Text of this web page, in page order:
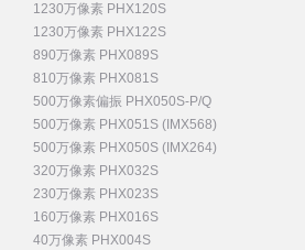
1230万像素 PHX120S
1230万像素 PHX122S
890万像素 PHX089S
810万像素 PHX081S
500万像素偏振 PHX050S-P/Q
500万像素 PHX051S (IMX568)
500万像素 PHX050S (IMX264)
320万像素 PHX032S
230万像素 PHX023S
160万像素 PHX016S
40万像素 PHX004S